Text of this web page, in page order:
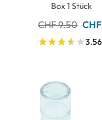
Box 1 Stück
CHF 9.50